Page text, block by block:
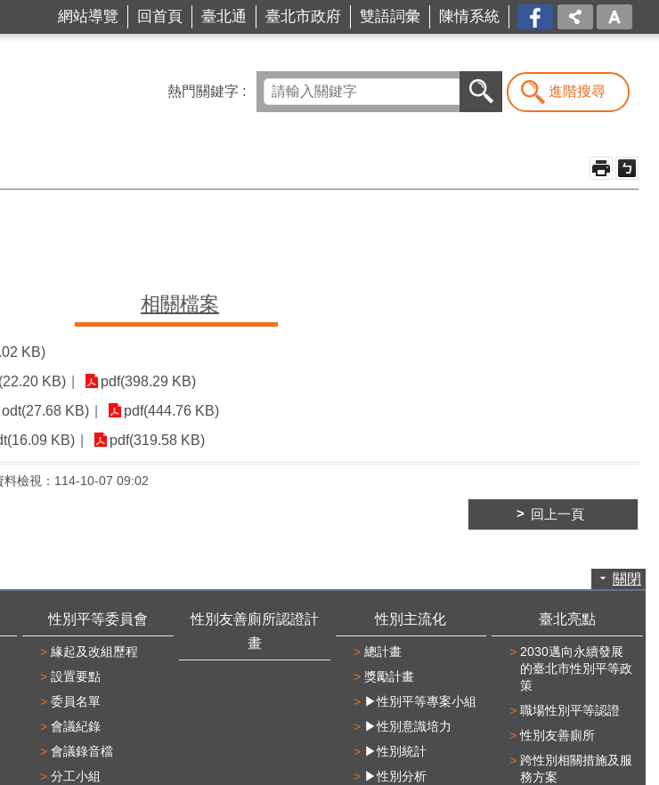
網站導覽 回首頁 臺北通 臺北市政府 雙語詞彙 陳情系統
台北
市商
我是
商Ya
人
熱門關鍵字 進階搜尋
相關檔案
KB)
KB)
pdf(398.29 KB)
odt(27.68 KB)
pdf(444.76 KB)
KB) pdf(319.58 KB)
料檢視： 114-10-07 09:02
回上一頁
關閉
性別平等委員會
緣起及改組歷程
設置要點
委員名單
會議紀錄
會議錄音檔
分工小組
性別友善廁所認證計
畫
性別主流化
總計畫
獎勵計畫
▶性別平等專案小組
▶性別意識培力
▶性別統計
▶性別分析
臺北亮點
2030邁向永續發展
的臺北市性別平等政
策
職場性別平等認證
性別友善廁所
跨性別相關措施及服
務方案